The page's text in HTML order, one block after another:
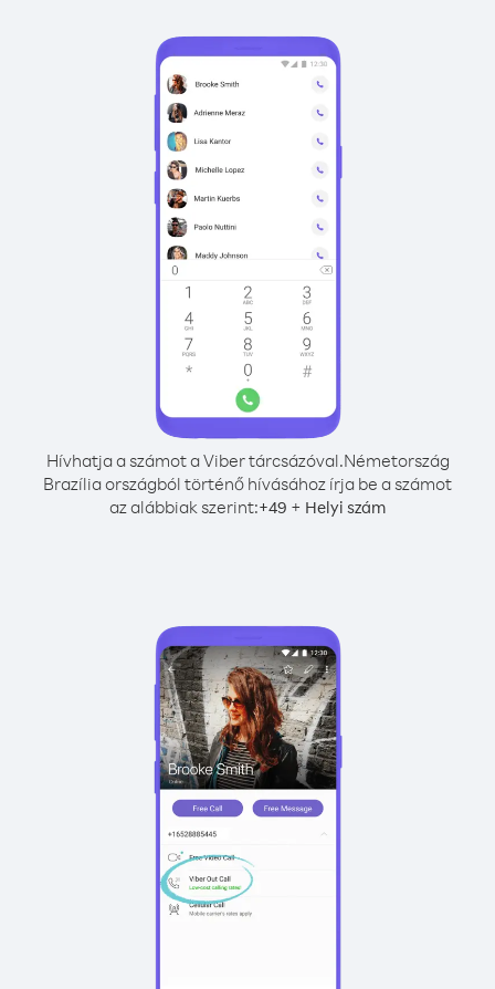
Hívhatja a számot a Viber tárcsázóval.Németország
Brazília országból történő hívásához írja be a számot
az alábbiak szerint:+49 + Helyi szám